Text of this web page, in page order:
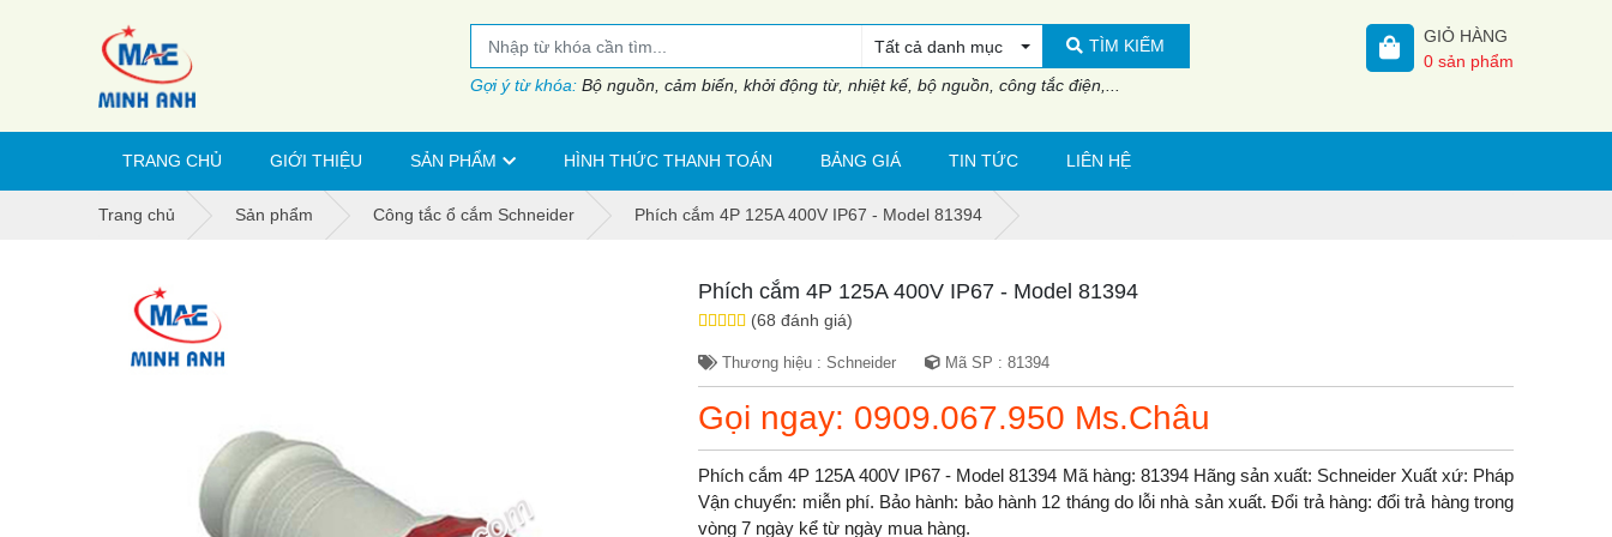
Tất cả danh mục TÌM KIẾM
Gợi ý từ khóa: Bộ nguồn, cảm biến, khởi động từ, nhiệt kế, bộ nguồn, công tắc điện,...
GIỎ HÀNG
0 sản phẩm
TRANG CHỦ GIỚI THIỆU SẢN PHẨM HÌNH THỨC THANH TOÁN BẢNG GIÁ TIN TỨC LIÊN HỆ
Trang chủ Sản phẩm Công tắc ổ cắm Schneider Phích cắm 4P 125A 400V IP67 - Model 81394
Phích cắm 4P 125A 400V IP67 - Model 81394
(68 đánh giá)
Thương hiệu : Schneider Mã SP : 81394
Gọi ngay: 0909.067.950 Ms.Châu
Phích cắm 4P 125A 400V IP67 - Model 81394 Mã hàng: 81394 Hãng sản xuất: Schneider Xuất xứ: Pháp
Vận chuyển: miễn phí. Bảo hành: bảo hành 12 tháng do lỗi nhà sản xuất. Đổi trả hàng: đổi trả hàng trong
vòng 7 ngày kể từ ngày mua hàng.